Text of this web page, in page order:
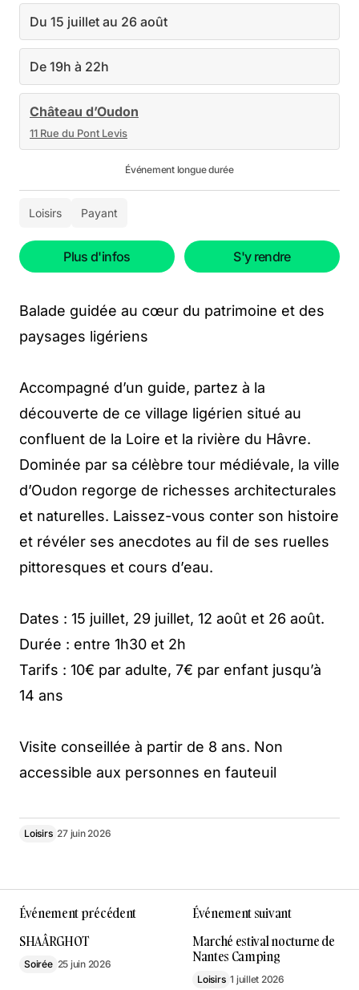
Du 15 juillet au 26 août
De 19h à 22h
Château d’Oudon
11 Rue du Pont Levis
Événement longue durée
Loisirs Payant
Plus d'infos S'y rendre
Balade guidée au cœur du patrimoine et des
paysages ligériens
Accompagné d’un guide, partez à la
découverte de ce village ligérien situé au
confluent de la Loire et la rivière du Hâvre.
Dominée par sa célèbre tour médiévale, la ville
d’Oudon regorge de richesses architecturales
et naturelles. Laissez-vous conter son histoire
et révéler ses anecdotes au fil de ses ruelles
pittoresques et cours d’eau.
Dates : 15 juillet, 29 juillet, 12 août et 26 août.
Durée : entre 1h30 et 2h
Tarifs : 10€ par adulte, 7€ par enfant jusqu’à
14 ans
Visite conseillée à partir de 8 ans. Non
accessible aux personnes en fauteuil
Loisirs 27 juin 2026
Événement précédent
SHAÂRGHOT
Soirée 25 juin 2026
Événement suivant
Marché estival nocturne de
Nantes Camping
Loisirs 1 juillet 2026